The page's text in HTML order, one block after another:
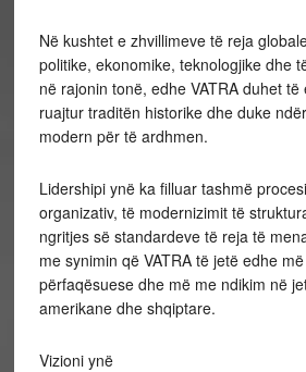
Në kushtet e zhvillimeve të reja
politike, ekonomike, teknologjike dhe
në rajonin tonë, edhe VATRA duhet
ruajtur traditën historike dhe duke
modern për të ardhmen.
Lidershipi ynë ka filluar tashmë
organizativ, të modernizimit të
ngritjes së standardeve të reja të
me synimin që VATRA të jetë edhe
përfaqësuese dhe më me ndikim në
amerikane dhe shqiptare.
Vizioni ynë